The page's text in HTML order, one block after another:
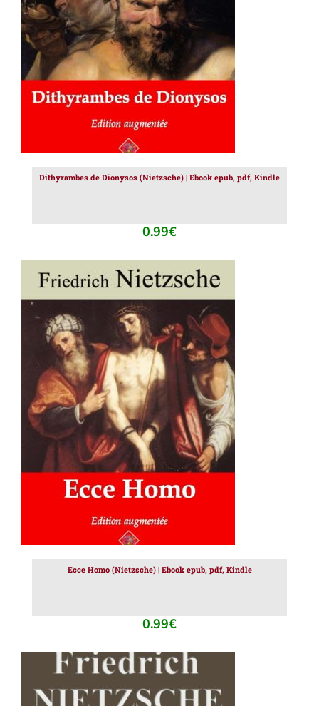
AJOUTER AU PANIER / DÉTAILS
Dithyrambes de Dionysos (Nietzsche) | Ebook epub, pdf, Kindle
0.99€
AJOUTER AU PANIER DÉTAILS
Ecce Homo (Nietzsche) | Ebook epub, pdf, Kindle
0.99€